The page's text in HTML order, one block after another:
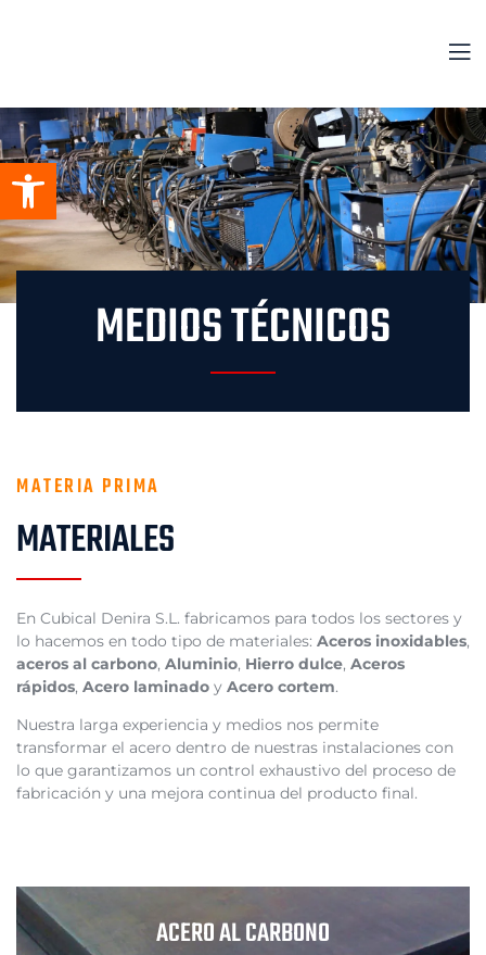
MEDIOS TÉCNICOS
MATERIA PRIMA
MATERIALES
En Cubical Denira S.L. fabricamos para todos los sectores y
lo hacemos en todo tipo de materiales: Aceros inoxidables,
aceros al carbono, Aluminio, Hierro dulce, Aceros
rápidos, Acero laminado y Acero cortem.
Nuestra larga experiencia y medios nos permite
transformar el acero dentro de nuestras instalaciones con
lo que garantizamos un control exhaustivo del proceso de
fabricación y una mejora continua del producto final.
ACERO AL CARBONO
Abrir barra de herramientas